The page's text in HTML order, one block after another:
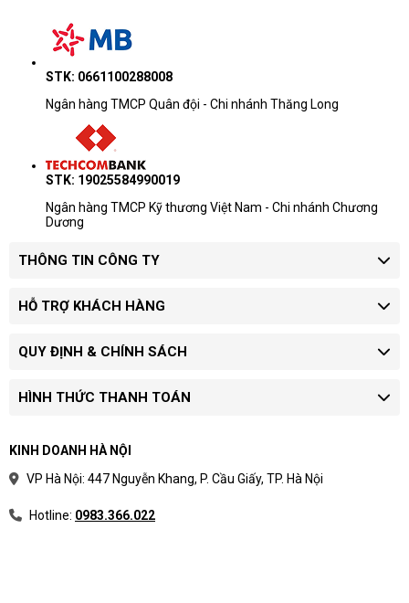
STK: 0661100288008
Ngân hàng TMCP Quân đội - Chi nhánh Thăng Long
STK: 19025584990019
Ngân hàng TMCP Kỹ thương Việt Nam - Chi nhánh Chương
Dương
THÔNG TIN CÔNG TY
HỖ TRỢ KHÁCH HÀNG
QUY ĐỊNH & CHÍNH SÁCH
HÌNH THỨC THANH TOÁN
KINH DOANH HÀ NỘI
VP Hà Nội: 447 Nguyễn Khang, P. Cầu Giấy, TP. Hà Nội
Hotline: 0983.366.022